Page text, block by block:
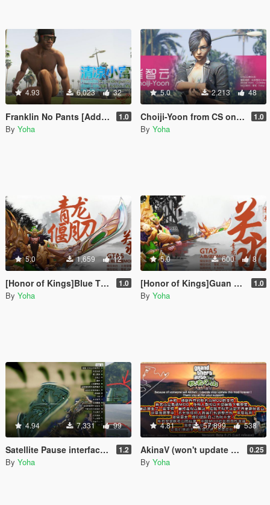
4.93 6,023 32
Franklin No Pants [Add-On / OIV] 1.0
By Yoha
5.0 2,213 48
Choiji-Yoon from CS online--崔智云-反恐精英online 1.0
By Yoha
5.0 1,659 12
[Honor of Kings]Blue Tiger with Moon Sword blue-王者荣耀关羽青龙偃月刀 1.0
By Yoha
5.0 600 8
[Honor of Kings]Guan Yu-王者荣耀关羽人物 1.0
By Yoha
4.94 7,331 99
Satellite Pause interface map for AkinaV 1.2
By Yoha
4.81 57,899 538
AkinaV (won't update anymore) [Manual | OIV] 0.25
By Yoha